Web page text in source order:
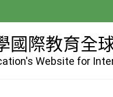
國際教育全
Website for